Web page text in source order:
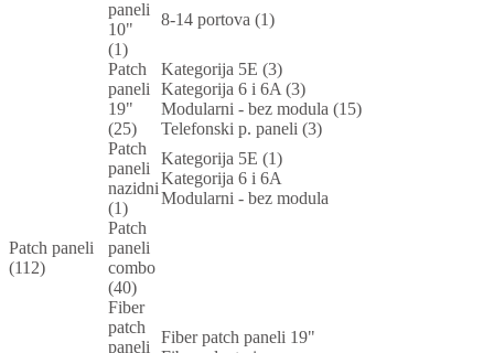
Patch paneli
(112)
paneli
10"
(1)
8-14 portova (1)
Patch
paneli
19"
(25)
Kategorija 5E (3)
Kategorija 6 i 6A (3)
Modularni - bez modula (15)
Telefonski p. paneli (3)
Patch
paneli
nazidni
(1)
Kategorija 5E (1)
Kategorija 6 i 6A
Modularni - bez modula
Patch
paneli
combo
(40)
Fiber
patch
paneli
Fiber patch paneli 19"